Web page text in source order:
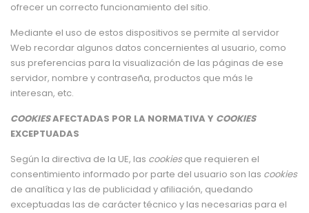
ofrecer un correcto funcionamiento del sitio.
Mediante el uso de estos dispositivos se permite al servidor
Web recordar algunos datos concernientes al usuario, como
sus preferencias para la visualización de las páginas de ese
servidor, nombre y contraseña, productos que más le
interesan, etc.
COOKIESAFECTADAS POR LA NORMATIVA Y COOKIES
EXCEPTUADAS
Según la directiva de la UE, las cookiesque requieren el
consentimiento informado por parte del usuario son las cookies
de analítica y las de publicidad y afiliación, quedando
exceptuadas las de carácter técnico y las necesarias para el